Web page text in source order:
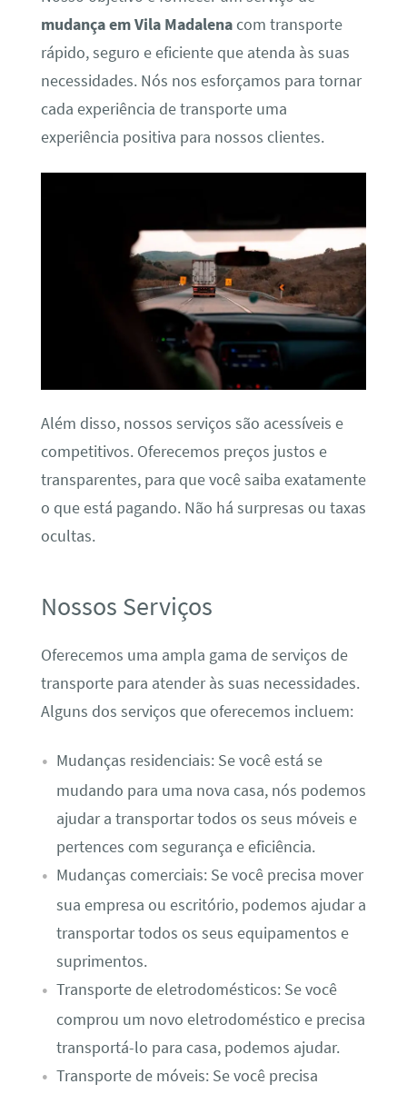
mudança em Vila Madalenacom transporte
rápido, seguro e eficiente que atenda às suas
necessidades. Nós nos esforçamos para tornar
cada experiência de transporte uma
experiência positiva para nossos clientes.
Além disso, nossos serviços são acessíveis e
competitivos. Oferecemos preços justos e
transparentes, para que você saiba exatamente
o que está pagando. Não há surpresas ou taxas
ocultas.
Nossos Serviços
Oferecemos uma ampla gama de serviços de
transporte para atender às suas necessidades.
Alguns dos serviços que oferecemos incluem:
Mudanças residenciais: Se você está se
mudando para uma nova casa, nós podemos
ajudar a transportar todos os seus móveis e
pertences com segurança e eficiência.
Mudanças comerciais: Se você precisa mover
sua empresa ou escritório, podemos ajudar a
transportar todos os seus equipamentos e
suprimentos.
Transporte de eletrodomésticos: Se você
comprou um novo eletrodoméstico e precisa
transportá-lo para casa, podemos ajudar.
Transporte de móveis: Se você precisa